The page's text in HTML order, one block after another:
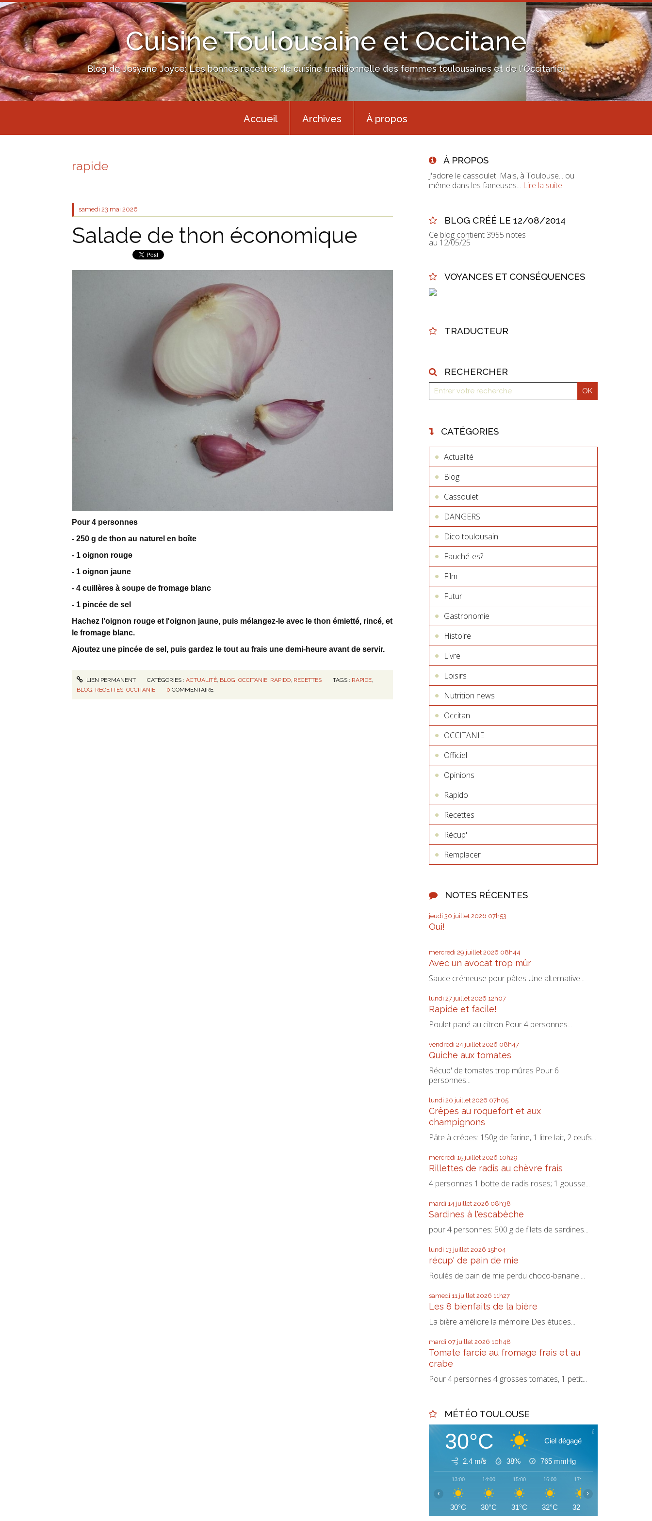
Cuisine Toulousaine et Occitane
Blog de Josyane Joyce: Les bonnes recettes de cuisine traditionnelle des femmes toulousaines et de l'Occitanie!
Accueil Archives À propos
rapide
samedi 23 mai 2026
Salade de thon économique
Pour 4 personnes
- 250 g de thon au naturel en boîte
- 1 oignon rouge
- 1 oignon jaune
- 4 cuillères à soupe de fromage blanc
- 1 pincée de sel
Hachez l'oignon rouge et l'oignon jaune, puis mélangez-le avec le thon émietté, rincé, et
le fromage blanc.
Ajoutez une pincée de sel, puis gardez le tout au frais une demi-heure avant de servir.
LIEN PERMANENT CATÉGORIES :ACTUALITÉ, BLOG,OCCITANIE, RAPIDO, RECETTES TAGS : RAPIDE,
BLOG, RECETTES, OCCITANIE 0 COMMENTAIRE
À PROPOS
J'adore le cassoulet. Mais, à Toulouse... ou
même dans les fameuses... Lire la suite
BLOG CRÉÉ LE 12/08/2014
Ce blog contient 3955 notes
au 12/05/25
VOYANCES ET CONSÉQUENCES
TRADUCTEUR
RECHERCHER
CATÉGORIES
Actualité
Blog
Cassoulet
DANGERS
Dico toulousain
Fauché-es?
Film
Futur
Gastronomie
Histoire
Livre
Loisirs
Nutrition news
Occitan
OCCITANIE
Officiel
Opinions
Rapido
Recettes
Récup'
Remplacer
NOTES RÉCENTES
jeudi 30 juillet 2026 07h53
Oui!
mercredi 29 juillet 2026 08h44
Avec un avocat trop mûr
Sauce crémeuse pour pâtes Une alternative...
lundi 27 juillet 2026 12h07
Rapide et facile!
Poulet pané au citron Pour 4 personnes...
vendredi 24 juillet 2026 08h47
Quiche aux tomates
Récup' de tomates trop mûres Pour 6
personnes...
lundi 20 juillet 2026 07h05
Crêpes au roquefort et aux
champignons
Pâte à crêpes: 150g de farine, 1 litre lait, 2 œufs...
mercredi 15 juillet 2026 10h29
Rillettes de radis au chèvre frais
4 personnes 1 botte de radis roses; 1 gousse...
mardi 14 juillet 2026 08h38
Sardines à l'escabèche
pour 4 personnes: 500 g de filets de sardines...
lundi 13 juillet 2026 15h04
récup' de pain de mie
Roulés de pain de mie perdu choco-banane....
samedi 11 juillet 2026 11h27
Les 8 bienfaits de la bière
La bière améliore la mémoire Des études...
mardi 07 juillet 2026 10h48
Tomate farcie au fromage frais et au
crabe
Pour 4 personnes 4 grosses tomates, 1 petit...
MÉTÉO TOULOUSE
30°C Ciel dégagé
2.4 m/s 38% 765 mmHg
13:00
30°C
14:00
30°C
15:00
31°C
16:00
32°C
17:00
32°C
‹ ›